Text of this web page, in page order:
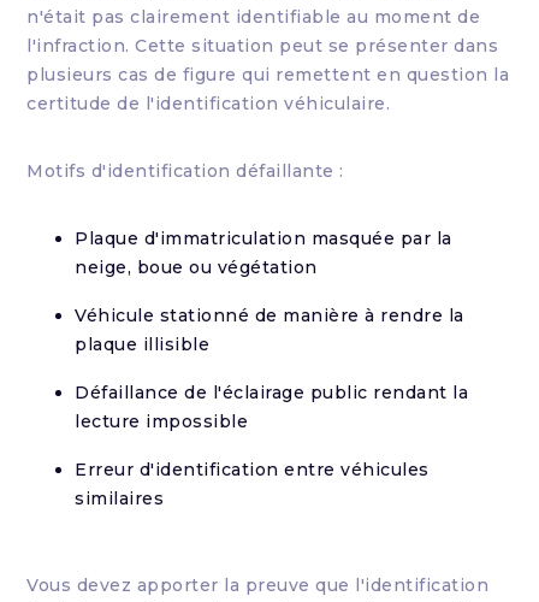
n'était pas clairement identifiable au moment de
l'infraction. Cette situation peut se présenter dans
plusieurs cas de figure qui remettent en question la
certitude de l'identification véhiculaire.
Motifs d'identification défaillante :
Plaque d'immatriculation masquée par la
neige, boue ou végétation
Véhicule stationné de manière à rendre la
plaque illisible
Défaillance de l'éclairage public rendant la
lecture impossible
Erreur d'identification entre véhicules
similaires
Vous devez apporter la preuve que l'identification